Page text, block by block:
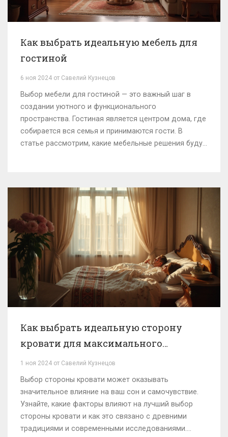
Как выбрать идеальную мебель для
гостиной
6 ноя 2024 от Савелий Кузнецов
Выбор мебели для гостиной — это важный шаг в
создании уютного и функционального
пространства. Гостиная является центром дома, где
собирается вся семья и принимаются гости. В
статье рассмотрим, какие мебельные решения будут
для создания гармоничного интерьера.
Как выбрать идеальную сторону
кровати для максимального
комфорта
1 ноя 2024 от Савелий Кузнецов
Выбор стороны кровати может оказывать
значительное влияние на ваш сон и самочувствие.
Узнайте, какие факторы влияют на лучший выбор
стороны кровати и как это связано с древними
традициями и современными исследованиями.